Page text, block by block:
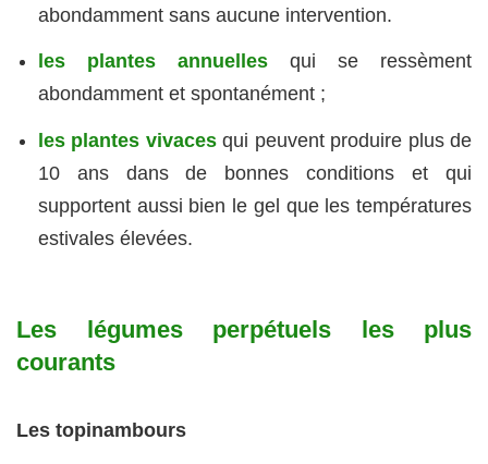
abondamment sans aucune intervention.
les plantes annuellesqui se ressèment
abondamment et spontanément ;
les plantes vivacesqui peuvent produire plus de
10 ans dans de bonnes conditions et qui
supportent aussi bien le gel que les températures
estivales élevées.
Les légumes perpétuels les plus
courants
Les topinambours